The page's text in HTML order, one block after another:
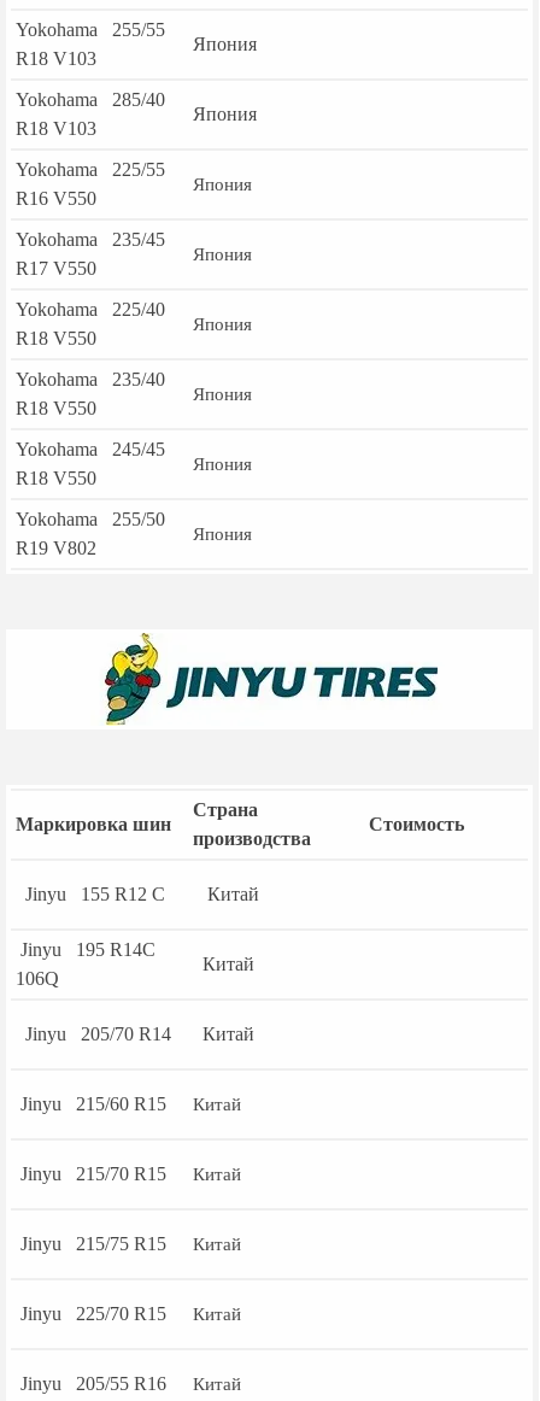
Yokohama 255/55
R18 V103
Япония
Yokohama 285/40
R18 V103
Япония
Yokohama 225/55
R16 V550
Япония
Yokohama 235/45
R17 V550
Япония
Yokohama 225/40
R18 V550
Япония
Yokohama 235/40
R18 V550
Япония
Yokohama 245/45
R18 V550
Япония
Yokohama 255/50
R19 V802
Япония
Маркировка шин
Страна
производства
Стоимость
Jinyu 155 R12 С Китай
Jinyu 195 R14C
106Q
Китай
Jinyu 205/70 R14 Китай
Jinyu 215/60 R15 Китай
Jinyu 215/70 R15 Китай
Jinyu 215/75 R15 Китай
Jinyu 225/70 R15 Китай
Jinyu 205/55 R16 Китай